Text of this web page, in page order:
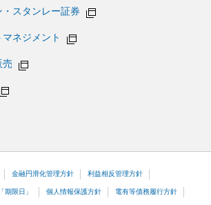
スタンレー証券
ネジメント
売
金融円滑化管理方針 利益相反管理方針
期限日」 個人情報保護方針 電有等債務履行方針